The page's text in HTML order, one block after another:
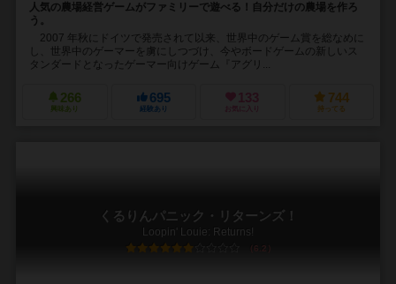
人気の農場経営ゲームがファミリーで遊べる！自分だけの農場を作ろ
う。
2007 年秋にドイツで発売されて以来、世界中のゲーム賞を総なめに
し、世界中のゲーマーを虜にしつづけ、今やボードゲームの新しいス
タンダードとなったゲーマー向けゲーム『アグリ...
266
興味あり
695
経験あり
133
お気に入り
744
持ってる
くるりんパニック・リターンズ！
Loopin' Louie: Returns!
6.2